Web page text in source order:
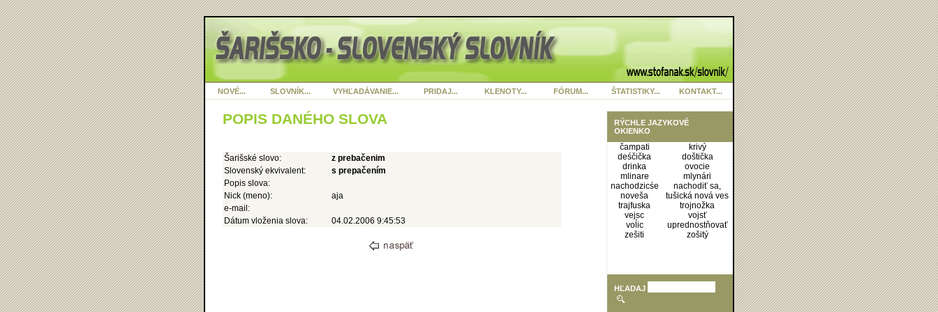
NOVÉ... SLOVNÍK... VYHĽADÁVANIE... PRIDAJ... KLENOTY... FÓRUM... ŠTATISTIKY... KONTAKT...
RÝCHLE JAZYKOVÉ
OKIENKO
čampati
krivý
deśčička
doštička
drinka
ovocie
mlinare
mlynári
nachodzicśe
nachodiť sa,
noveša
tušická nová ves
trajfuska
trojnožka
vejsc
vojsť
voĺic
uprednostňovať
zešiti
zošitý
HĽADAJ
POPIS DANÉHO SLOVA
Šarišské slovo:
z prebačenim
Slovenský ekvivalent:
s prepačením
Popis slova:
Nick (meno):
aja
e-mail:
Dátum vloženia slova:
04.02.2006 9:45:53